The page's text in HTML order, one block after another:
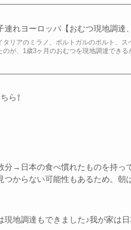
連れヨーロッパ【おむつ現地調達
タリアのミラノ、ポルトガルのポルト、
のが、1歳3ヶ月のおむつを現地調達でき
ら⇧
→日本の食べ慣れたものを持っ
つからない可能性もあるため。
地調達もできました♪我が家は